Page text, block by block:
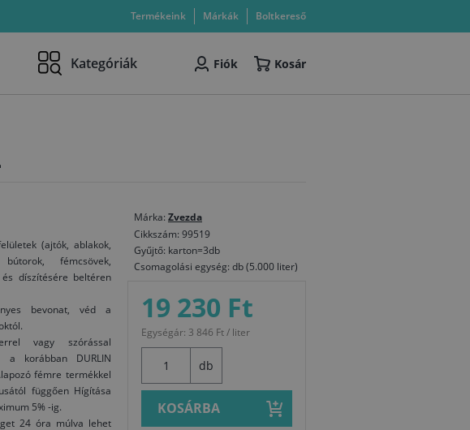
Termékeink Márkák Boltkereső
Kategóriák Fiók Kosár
(ajtók, ablakok,
fémcsövek,
díszítésére beltéren
bevonat, véd a
vagy szórással
a korábban DURLIN
fémre termékkel
függően Hígítása
5% -ig.
24 óra múlva lehet
Márka: Zvezda
Cikkszám: 99519
Gyűjtő: karton=3db
Csomagolási egység: db (5.000 liter)
19 230 Ft
Egységár: 3 846 Ft / liter
db
KOSÁRBA